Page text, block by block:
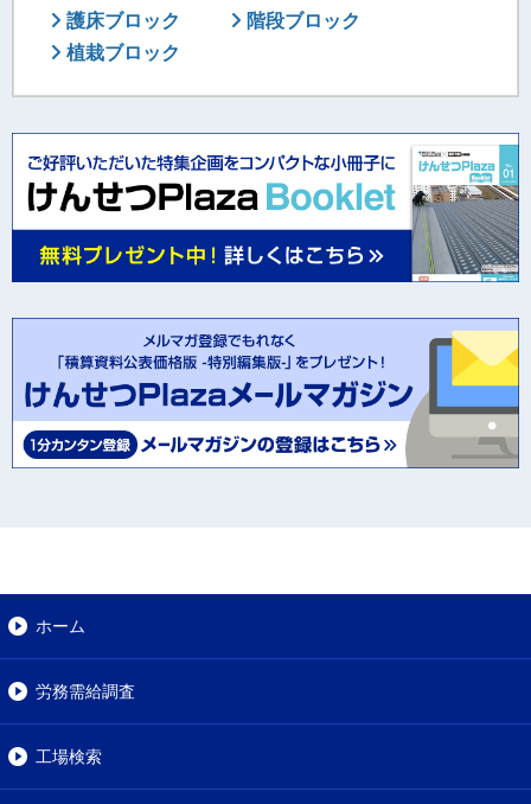
護床ブロック
階段ブロック
植栽ブロック
ホーム
労務需給調査
工場検索